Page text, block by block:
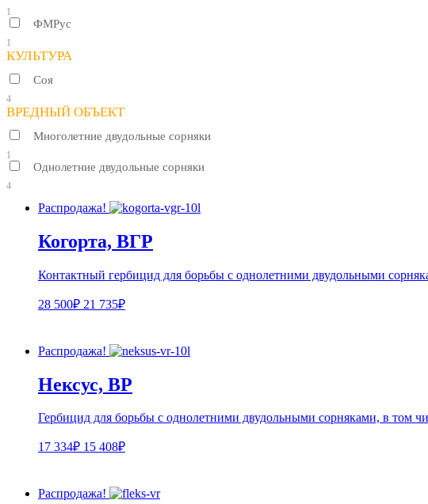
1
ФМРус
1
КУЛЬТУРА
Соя
4
ВРЕДНЫЙ ОБЪЕКТ
Многолетние двудольные сорняки
1
Однолетние двудольные сорняки
4
Распродажа!
Когорта, ВГР
Контактный гербицид для борьбы c однолетними двудольными
28 500₽ 21 735₽
Распродажа!
Нексус, ВР
Гербицид для борьбы с однолетними двудольными сорняками, в том
17 334₽ 15 408₽
Распродажа!